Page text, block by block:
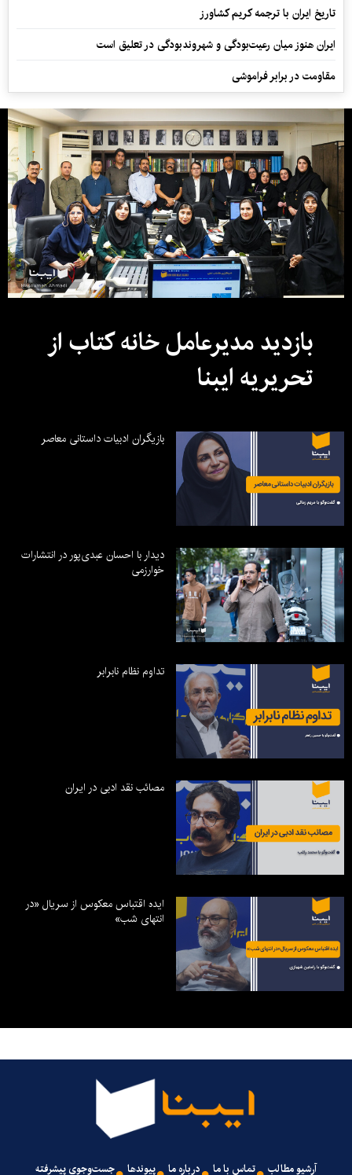
تاریخ ایران با ترجمه کریم کشاورز
ایران هنوز میان رعیت‌بودگی و شهروندبودگی در تعلیق است
مقاومت در برابر فراموشی
بازدید مدیرعامل خانه کتاب از
تحریریه ایبنا
بازیگران ادبیات داستانی معاصر
دیدار با احسان عبدی‌پور در انتشارات
خوارزمی
تداوم نظام نابرابر
مصائب نقد ادبی در ایران
ایده اقتباس معکوس از سریال «در
انتهای شب»
آرشیو مطالب تماس با ما درباره ما پیوندها جست‌وجوی پیشرفته